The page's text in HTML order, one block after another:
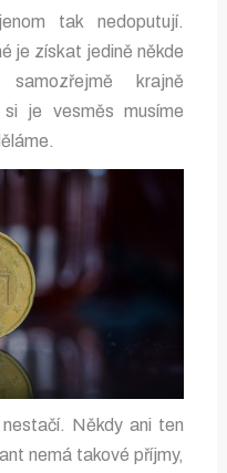
tak nedoputují.
je získat jedině někde
krajně
je vesměs musíme
Někdy ani ten
nemá takové příjmy,